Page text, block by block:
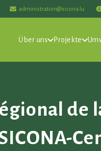
administration@sicona.lu
Über uns Projekte
de